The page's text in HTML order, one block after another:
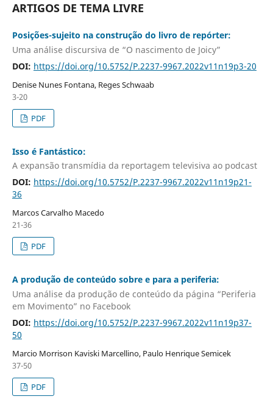
ARTIGOS DE TEMA LIVRE
Posições-sujeito na construção do livro de repórter:
Uma análise discursiva de “O nascimento de Joicy”
DOI: https://doi.org/10.5752/P.2237-9967.2022v11n19p3-20
Denise Nunes Fontana, Reges Schwaab
3-20
PDF
Isso é Fantástico:
A expansão transmídia da reportagem televisiva ao podcast
DOI: https://doi.org/10.5752/P.2237-9967.2022v11n19p21-
36
Marcos Carvalho Macedo
21-36
PDF
A produção de conteúdo sobre e para a periferia:
Uma análise da produção de conteúdo da página “Periferia
em Movimento” no Facebook
DOI: https://doi.org/10.5752/P.2237-9967.2022v11n19p37-
50
Marcio Morrison Kaviski Marcellino, Paulo Henrique Semicek
37-50
PDF